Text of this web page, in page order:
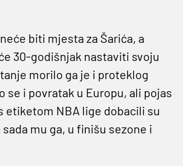
biti mjesta za Šarića, a
30-godišnjak nastaviti svoju
morilo ga je i proteklog
se i povratak u Europu, ali pojas
etiketom NBA lige dobacili su
mu ga, u finišu sezone i